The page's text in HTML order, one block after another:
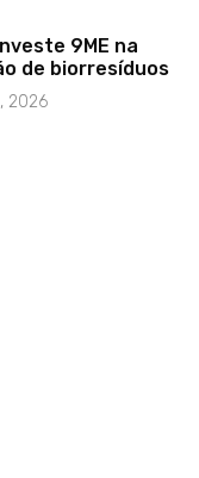
9ME na
de biorresíduos
2026